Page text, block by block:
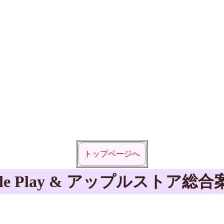
トップページへ
Play & アップルストア総合